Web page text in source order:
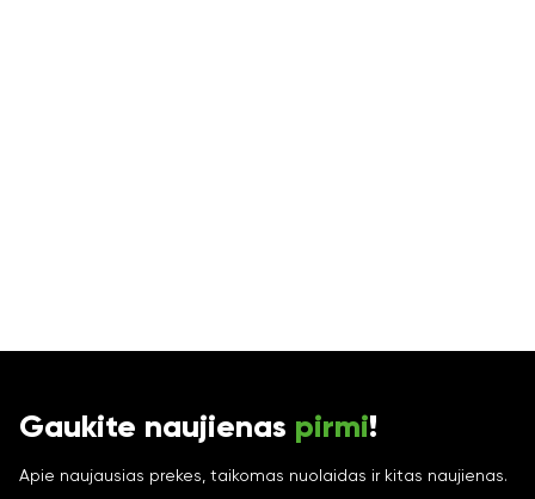
Gaukite naujienas pirmi!
Apie naujausias prekes, taikomas nuolaidas ir kitas naujienas.